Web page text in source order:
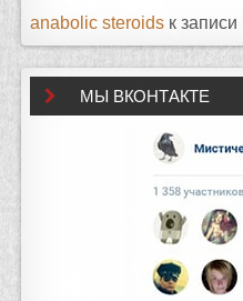
anabolic steroids к записи
МЫ ВКОНТАКТЕ